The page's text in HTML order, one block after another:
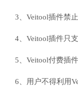
3、Veitool插件禁
4、Veitool插件只
5、Veitool付费插
6、用户不得利用